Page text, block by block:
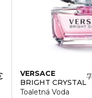
VERSACE
BRIGHT CRYSTAL
Toaletná Voda